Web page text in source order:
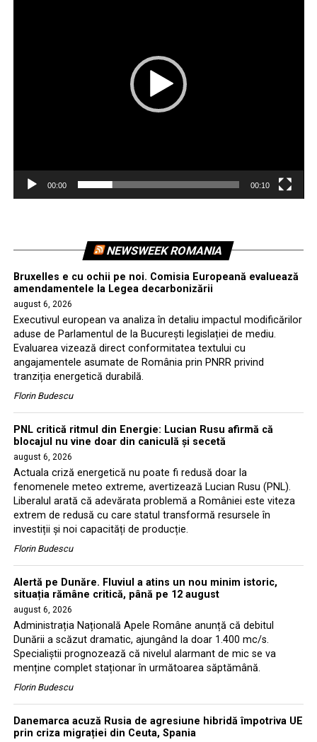
00:00 00:10
NEWSWEEK ROMANIA
Bruxelles e cu ochii pe noi. Comisia Europeană evaluează
amendamentele la Legea decarbonizării
august 6, 2026
Executivul european va analiza în detaliu impactul modificărilor
aduse de Parlamentul de la București legislației de mediu.
Evaluarea vizează direct conformitatea textului cu
angajamentele asumate de România prin PNRR privind
tranziția energetică durabilă.
Florin Budescu
PNL critică ritmul din Energie: Lucian Rusu afirmă că
blocajul nu vine doar din caniculă și secetă
august 6, 2026
Actuala criză energetică nu poate fi redusă doar la
fenomenele meteo extreme, avertizează Lucian Rusu (PNL).
Liberalul arată că adevărata problemă a României este viteza
extrem de redusă cu care statul transformă resursele în
investiții și noi capacități de producție.
Florin Budescu
Alertă pe Dunăre. Fluviul a atins un nou minim istoric,
situația rămâne critică, până pe 12 august
august 6, 2026
Administrația Națională Apele Române anunță că debitul
Dunării a scăzut dramatic, ajungând la doar 1.400 mc/s.
Specialiștii prognozează că nivelul alarmant de mic se va
menține complet staționar în următoarea săptămână.
Florin Budescu
Danemarca acuză Rusia de agresiune hibridă împotriva UE
prin criza migrației din Ceuta, Spania